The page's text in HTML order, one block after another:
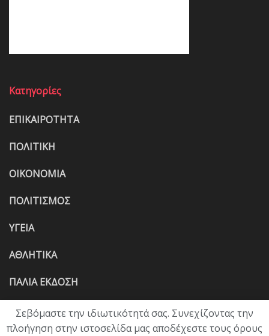
Κατηγορίες
ΕΠΙΚΑΙΡΟΤΗΤΑ
ΠΟΛΙΤΙΚΗ
ΟΙΚΟΝΟΜΙΑ
ΠΟΛΙΤΙΣΜΟΣ
ΥΓΕΙΑ
ΑΘΛΗΤΙΚΑ
ΠΑΛΙΑ ΕΚΔΟΣΗ
Σεβόμαστε την ιδιωτικότητά σας. Συνεχίζοντας την
πλοήγηση στην ιστοσελίδα μας αποδέχεστε τους όρους